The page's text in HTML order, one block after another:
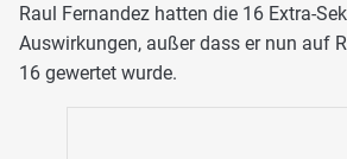
Raul Fernandez hatten die 16 Extra-
Auswirkungen, außer dass er nun auf
16 gewertet wurde.